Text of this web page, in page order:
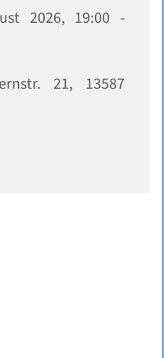
2026, 19:00 -
21, 13587